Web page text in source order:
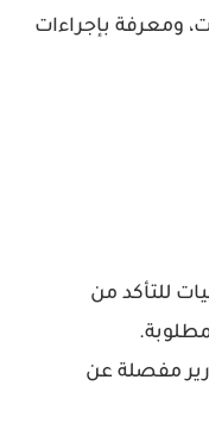
ومعرفة بإجراءات
للتأكد من
مفصلة عن